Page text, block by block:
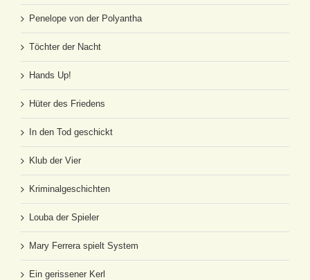
Penelope von der Polyantha
Töchter der Nacht
Hands Up!
Hüter des Friedens
In den Tod geschickt
Klub der Vier
Kriminalgeschichten
Louba der Spieler
Mary Ferrera spielt System
Ein gerissener Kerl